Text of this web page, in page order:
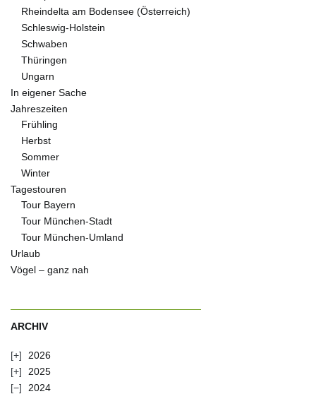
Rheindelta am Bodensee (Österreich)
Schleswig-Holstein
Schwaben
Thüringen
Ungarn
In eigener Sache
Jahreszeiten
Frühling
Herbst
Sommer
Winter
Tagestouren
Tour Bayern
Tour München-Stadt
Tour München-Umland
Urlaub
Vögel – ganz nah
ARCHIV
2026
2025
2024